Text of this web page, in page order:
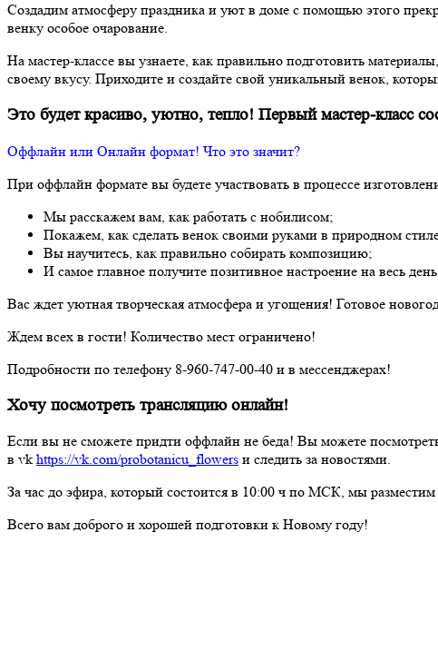
Создадим атмосферу праздника и уют в доме с помощью этого
венку особое очарование.
На мастер-классе вы узнаете, как правильно подготовить
своему вкусу. Приходите и создайте свой уникальный венок,
Это будет красиво, уютно, тепло! Первый мастер-класс
Оффлайн или Онлайн формат! Что это значит?
При оффлайн формате вы будете участвовать в процессе
Мы расскажем вам, как работать с нобилисом;
Покажем, как сделать венок своими руками в природном
Вы научитесь, как правильно собирать композицию;
И самое главное получите позитивное настроение на весь день.
Вас ждет уютная творческая атмосфера и угощения! Готовое
Ждем всех в гости! Количество мест ограничено!
Подробности по телефону 8-960-747-00-40 и в мессенджерах!
Хочу посмотреть трансляцию онлайн!
Если вы не сможете придти оффлайн не беда! Вы можете
в vk https://vk.com/probotanicu_flowers и следить за новостями.
За час до эфира, который состоится в 10:00 ч по МСК, мы
Всего вам доброго и хорошей подготовки к Новому году!